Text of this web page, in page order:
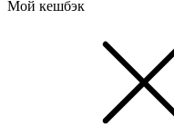
Мой кешбэк